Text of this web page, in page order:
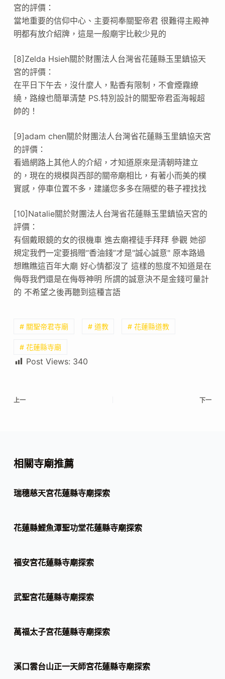
宮的評價：
當地重要的信仰中心、主要祠奉關聖帝君 很難得主殿神
明都有放介紹牌，這是一般廟宇比較少見的
[8]Zelda Hsieh關於財團法人台灣省花蓮縣玉里鎮協天
宮的評價：
在平日下午去，沒什麼人，點香有限制，不會煙霧繚
繞，路線也簡單清楚 PS.特別設計的關聖帝君盃海報超
帥的！
[9]adam chen關於財團法人台灣省花蓮縣玉里鎮協天宮
的評價：
看過網路上其他人的介紹，才知道原來是清朝時建立
的，現在的規模與西部的關帝廟相比，有著小而美的樸
實感，停車位置不多，建議您多多在隔壁的巷子裡找找
[10]Natalie關於財團法人台灣省花蓮縣玉里鎮協天宮的
評價：
有個戴眼鏡的女的很機車 進去廟裡徒手拜拜 參觀 她卻
規定我們一定要捐贈“香油錢”才是"誠心誠意" 原本路過
想瞧瞧這百年大廟 好心情都沒了 這樣的態度不知道是在
侮辱我們還是在侮辱神明 所謂的誠意決不是金錢可量計
的 不希望之後再聽到這種言語
# 關聖帝君寺廟 # 道教 # 花蓮縣道教
# 花蓮縣寺廟
Post Views: 340
上一 下一
相關寺廟推薦
瑞穗慈天宮花蓮縣寺廟探索
花蓮縣鯉魚潭聖功堂花蓮縣寺廟探索
福安宮花蓮縣寺廟探索
武聖宮花蓮縣寺廟探索
萬福太子宮花蓮縣寺廟探索
溪口雲台山正一天師宮花蓮縣寺廟探索